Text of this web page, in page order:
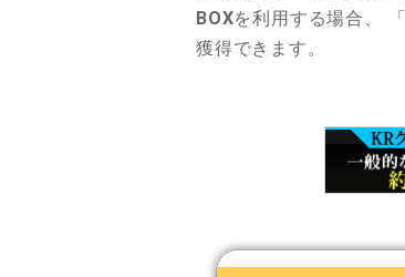
BOXを利用する場合、
獲得できます。